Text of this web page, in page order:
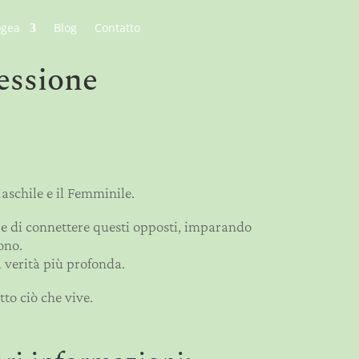
Blog Contatto
e il Femminile.
di connettere questi opposti, imparando
verità più profonda.
ciò che vive.